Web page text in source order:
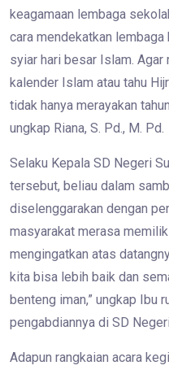
keagamaan lembaga
cara mendekatkan
syiar hari besar Islam.
kalender Islam atau tahu
tidak hanya merayakan
ungkap Riana, S. Pd., M. Pd.
Selaku Kepala SD Negeri
tersebut, beliau dalam
diselenggarakan dengan
masyarakat merasa
mengingatkan atas
kita bisa lebih baik dan
benteng iman,” ungkap Ibu
pengabdiannya di SD
Adapun rangkaian acara